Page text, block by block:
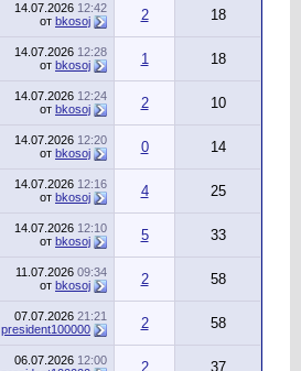
14.07.2026 12:42
от bkosoj 2 18
14.07.2026 12:28
от bkosoj 1 18
14.07.2026 12:24
от bkosoj 2 10
14.07.2026 12:20
от bkosoj 0 14
14.07.2026 12:16
от bkosoj 4 25
14.07.2026 12:10
от bkosoj 5 33
11.07.2026 09:34
от bkosoj 2 58
07.07.2026 21:21
president100000 2 58
06.07.2026 12:00
2 37